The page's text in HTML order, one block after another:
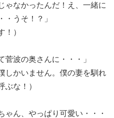
ゃなかったんだ！え、一緒に
・うそ！？」
！）
菅波の奥さんに・・・」
しかいません。僕の妻を馴れ
ぶな！）
ゃん、やっぱり可愛い・・・